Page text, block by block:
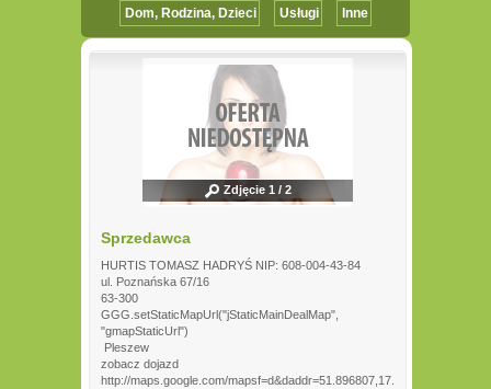
Dom, Rodzina, Dzieci Usługi Inne
Zdjęcie 1 / 2
Sprzedawca
HURTIS TOMASZ HADRYŚ NIP: 608-004-43-84
ul. Poznańska 67/16
63-300
GGG.setStaticMapUrl("jStaticMainDealMap",
"gmapStaticUrl")
Pleszew
zobacz dojazd
http://maps.google.com/mapsf=d&daddr=51.896807,17.